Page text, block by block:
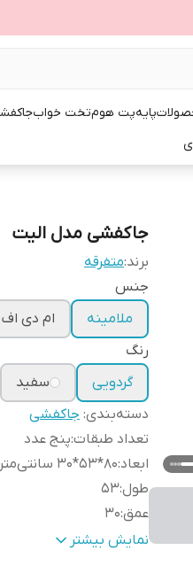
پایهپت هومتخت خواب
جاکفشی مدل الیت
برند:متفرقه
جنس
ملامینه
ام دی اف
رنگ
گردویی
سفید
دسته‌بندی: جاکفشی
تعداد طبقات:پنج عدد
ابعاد:۸۰*۵۳*۳۰ سانتی‌متر
طول:
53
عمق:
30
ارتفاع 80
نمایش بیشتر